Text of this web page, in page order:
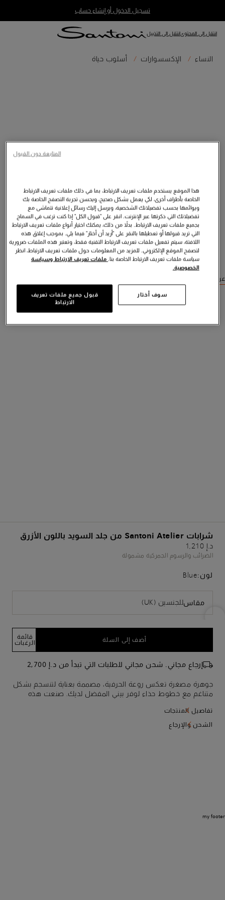
تسجيل الدخول أو إنشاء حساب
انتقل إلى المحتوىانتقل إلى التذييل
النساء الإكسسوارات أسلوب حياة
عرض منتجات مشابهة
شرابات Santoni Atelier من جلد السويد باللون الأزرق
د.إ 1,210
الضرائب والرسوم الجمركية مشمولة
لون:Blue
مقاسللجنسين (UK)
أضف إلى السلة
قائمة
الرغبات
إرجاع مجاني. شحن مجاني للطلبات التي تبدأ من د.إ 2,700
جوهرة مصغرة تعكس روعة الحرفية، مصممة بعناية لتنسجم بشكل
متناغم مع خطوط حذاء لوفر بيني المفضل لديك. صنعت هذه
كالحرير، لتجربة حسية فاخرة. وهي مزينة ببلورات صغيرة تضفي
انعكاسات متلألئة، وتجذب الأنظار وتضيء خطواتك بثقة وأناقة.
تفاصيل المنتجات
الشحن والإرجاع
my footer
هذا الموقع يستخدم ملفات تعريف الارتباط، بما في ذلك ملفات تعريف الارتباط
الخاصة بأطراف أخرى، لكي يعمل بشكل صحيح، ويحسن تجربة التصفح الخاصة بك
ويوائمها بحسب تفضيلاتك الشخصية، ويرسل إليك رسائل إعلانية تتماشى مع
تفضيلاتك التي ذكرتها عبر الإنترنت. انقر على "قبول الكل" إذا كنت ترغب في السماح
بجميع ملفات تعريف الارتباط. بدلاً من ذلك، يمكنك اختيار أنواع ملفات تعريف الارتباط
التي تريد قبولها أو تعطيلها بالنقر على "أريد أن أختار" فيما يلي. بموجب إغلاق هذه
اللافتة، سيتم تفعيل ملفات تعريف الارتباط التقنية فقط، وتعتبر هذه الملفات ضرورية
لتصفح الموقع الإلكتروني. للمزيد من المعلومات حول ملفات تعريف الارتباط، انظر
سياسة ملفات تعريف الارتباط الخاصة بنا. ملفات تعريف الارتباط وسياسة
الخصوصية.
سوف أختار
قبول جميع ملفات تعريف
الارتباط
المتابعة دون القبول